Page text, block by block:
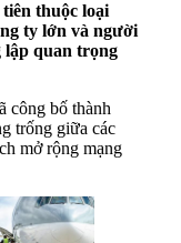
thuộc loại
ty lớn và người
lập quan trọng
công bố thành
trống giữa các
mở rộng mạng